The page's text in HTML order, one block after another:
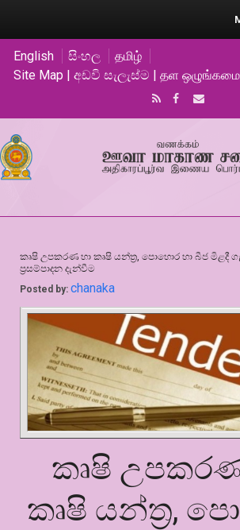
English සිංහල
தமிழ்
Site Map | අඩවි සැලැස්ම | தள
කෘෂි උපකරණ හා කෘෂි යන්ත්‍ර, පොහොර හා බීජ මිළදී
ප්‍රසම්පාදන දැන්වීම
Posted by: chanaka
කෘෂි
කෘෂි යන්ත්‍ර,